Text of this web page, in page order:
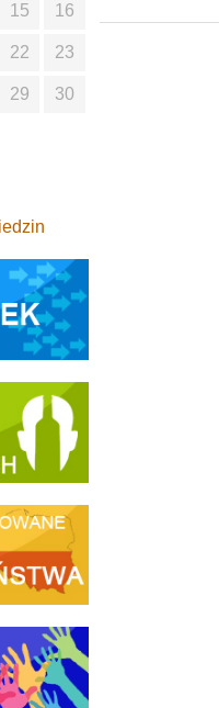
15 16
22 23
29 30